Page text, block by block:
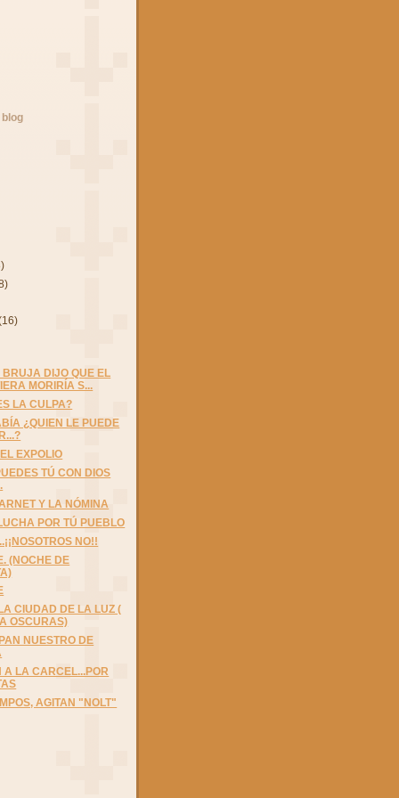
DIJO QUE EL
MORIRÍA S...
LA CULPA?
¿QUIEN LE PUEDE
EXPOLIO
TÚ CON DIOS
Y LA NÓMINA
POR TÚ PUEBLO
NO!!
(NOCHE DE
CIUDAD DE LA LUZ (
OSCURAS)
NUESTRO DE
A LA CARCEL...POR
AGITAN "NOLT"